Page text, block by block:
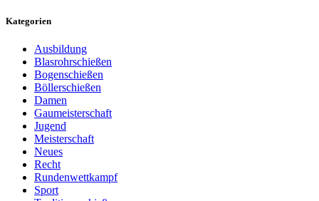
Kategorien
Ausbildung
Blasrohrschießen
Bogenschießen
Böllerschießen
Damen
Gaumeisterschaft
Jugend
Meisterschaft
Neues
Recht
Rundenwettkampf
Sport